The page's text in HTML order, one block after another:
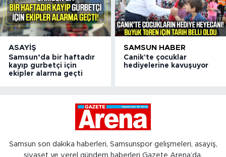
ASAYIŞ
Samsun’da bir haftadır
kayıp gurbetçi için
ekipler alarma geçti
SAMSUN HABER
Canik'te çocuklar
hediyelerine kavuşuyor
Samsun son dakika haberleri, Samsunspor gelişmeleri, asayiş,
siyaset ve yerel gündem haberleri Gazete Arena’da.